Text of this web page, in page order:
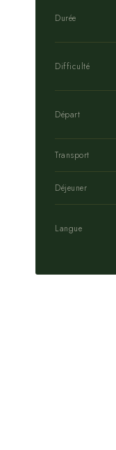
Durée
Difficulté
Départ
Transport
Déjeuner
Langue